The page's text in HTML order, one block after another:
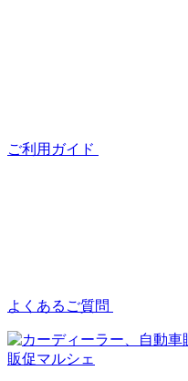
ご利用ガイド
よくあるご質問